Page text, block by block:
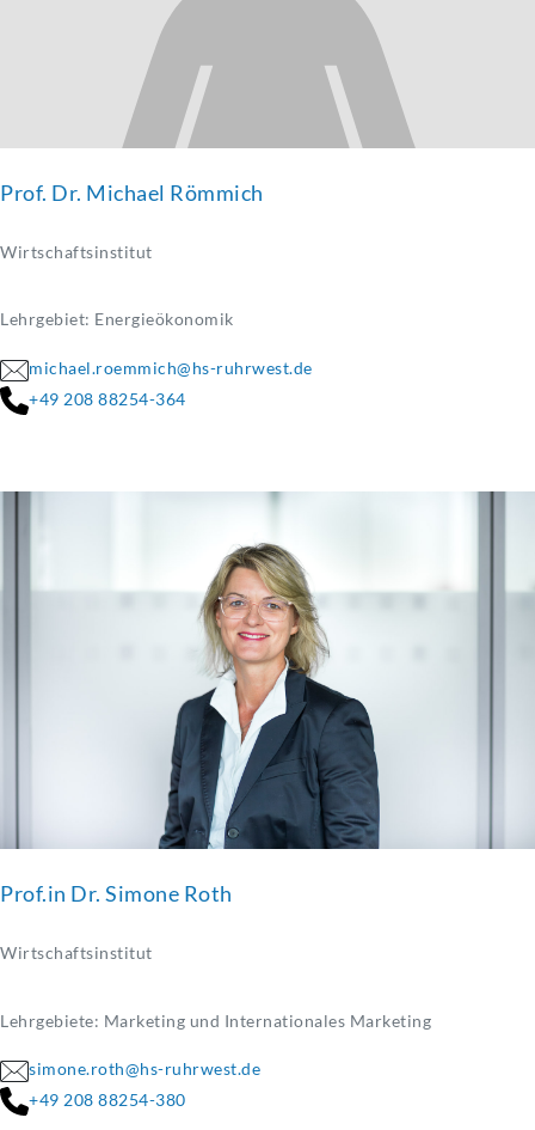
Prof. Dr. Michael Römmich
Wirtschaftsinstitut
Lehrgebiet: Energieökonomik
michael.roemmich@hs-ruhrwest.de
+49 208 88254-364
Prof.in Dr. Simone Roth
Wirtschaftsinstitut
Lehrgebiete: Marketing und Internationales Marketing
simone.roth@hs-ruhrwest.de
+49 208 88254-380